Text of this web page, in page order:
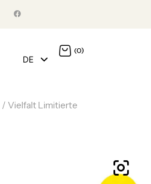
DE
(0)
/ Vielfalt Limitierte